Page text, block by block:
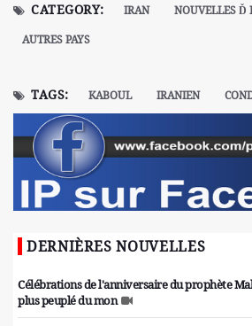
CATEGORY: IRAN
NOUVELLES Ď
AUTRES PAYS
TAGS: KABOUL IRANIEN
DERNIÈRES NOUVELLES
Célébrations de l'anniversaire du prophète
plus peuplé du mon